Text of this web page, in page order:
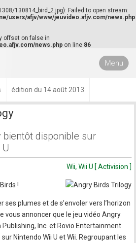
130814_bird_2.jpg): Failed to open stream:
users/afjv/www/jeuvideo.afjv.com/news.php
offset on false in
news.php on line 86
Menu
édition du 14 août 2013
bientôt disponible sur
Wii, Wii U [ Activision ]
!
ses plumes et de s’envoler vers l’horizon
vous annoncer que le jeu vidéo Angry
Publishing, Inc. et Rovio Entertainment
Nintendo Wii U et Wii. Regroupant les